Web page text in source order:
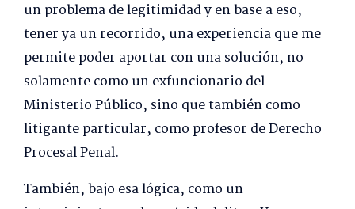
un problema de legitimidad y en base a eso,
tener ya un recorrido, una experiencia que me
permite poder aportar con una solución, no
solamente como un exfuncionario del
Ministerio Público, sino que también como
litigante particular, como profesor de Derecho
Procesal Penal.
También, bajo esa lógica, como un